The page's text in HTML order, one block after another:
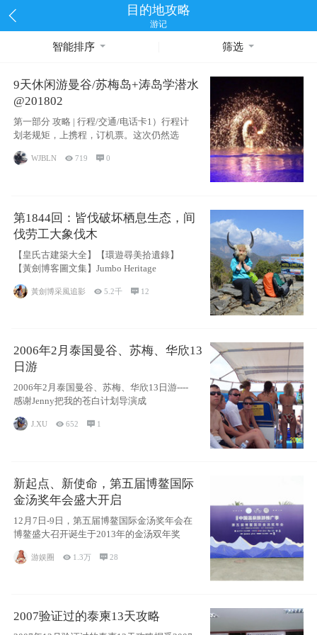
目的地攻略
游记
智能排序 筛选
9天休闲游曼谷/苏梅岛+涛岛学潜水
@201802
第一部分 攻略 | 行程/交通/电话卡1）行程计
划老规矩，上携程，订机票。这次仍然选
WJBLN 719 0
第1844回：皆伐破坏栖息生态，间
伐劳工大象伐木
【皇氏古建築大全】【環遊尋美拾遺錄】
【黃劍博客圖文集】Jumbo Heritage
黃劍博采風追影  5.2千  12
2006年2月泰国曼谷、苏梅、华欣13
日游
2006年2月泰国曼谷、苏梅、华欣13日游----
感谢Jenny把我的苍白计划导演成
J.XU 652  1
新起点、新使命，第五届博鳌国际
金汤奖年会盛大开启
12月7日-9日，第五届博鳌国际金汤奖年会在
博鳌盛大召开诞生于2013年的金汤双年奖
游娱圈  1.3万 28
2007验证过的泰柬13天攻略